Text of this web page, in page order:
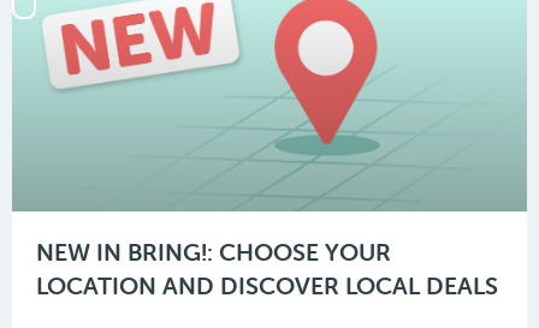
NEW IN BRING!: CHOOSE YOUR
LOCATION AND DISCOVER LOCAL DEALS